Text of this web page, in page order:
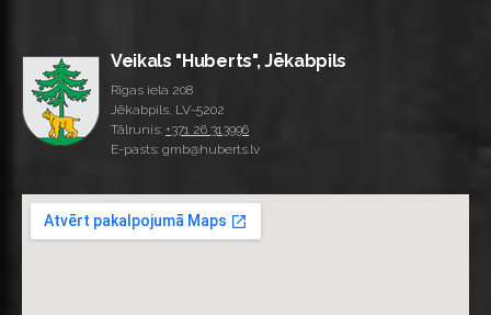
Veikals "Huberts", Jēkabpils
Rīgas iela 208
Jēkabpils, LV-5202
Tālrunis: +371 26 313996
E-pasts: gmb@huberts.lv